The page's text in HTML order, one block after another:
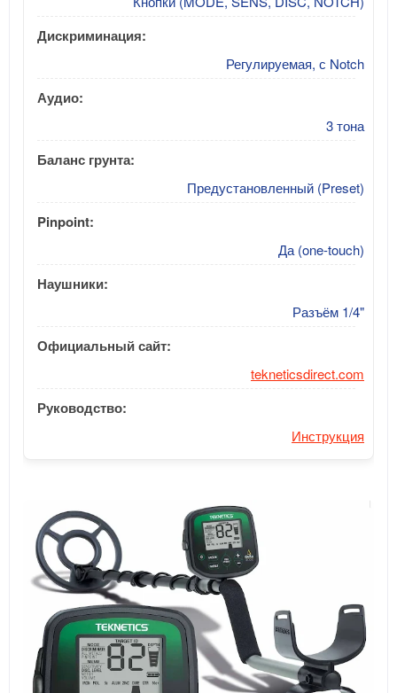
Дискриминация:
Регулируемая, с Notch
Аудио:
3 тона
Баланс грунта:
Предустановленный (Preset)
Pinpoint:
Да (one-touch)
Наушники:
Разъём 1/4"
Официальный сайт:
tekneticsdirect.com
Руководство:
Инструкция